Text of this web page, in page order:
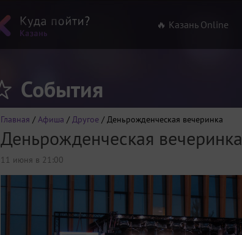
🔥 Казань Online
События
Главная / Афиша / Другое / Деньрожденческая вечеринка
Деньрожденческая вечеринка
11 июня в 21:00